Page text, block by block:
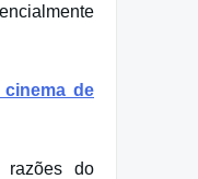
de
razões do